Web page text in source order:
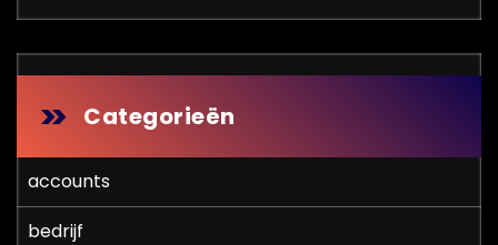
Categorieën
accounts
bedrijf